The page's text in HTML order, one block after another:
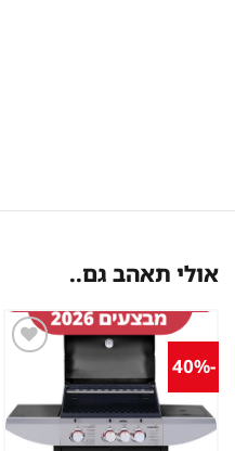
אולי תאהב גם..
במועדפים